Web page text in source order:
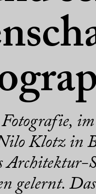
im
Klotz in
Architektur-
gelernt. Das